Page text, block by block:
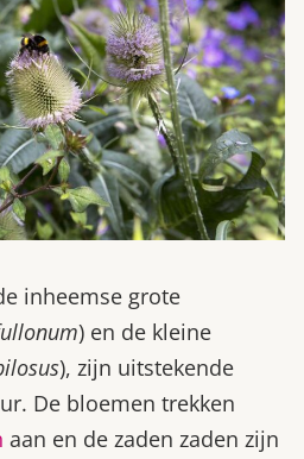
inheemse grote
) en de kleine
), zijn uitstekende
De bloemen trekken
aan en de zaden zaden zijn